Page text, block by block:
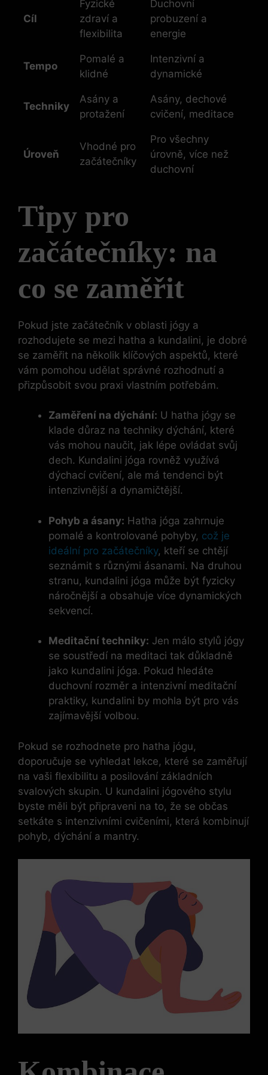
Cíl
Fyzické
zdraví a
flexibilita
Duchovní
probuzení a
energie
Tempo
Pomalé a
klidné
Intenzivní a
dynamické
Techniky
Asány a
protažení
Asány, dechové
cvičení, meditace
Úroveň
Vhodné pro
začátečníky
Pro všechny
úrovně, více než
duchovní
Tipy pro
začátečníky: na
co se zaměřit
Pokud jste začátečník v oblasti jógy a
rozhodujete se mezi hatha a kundalini, je dobré
se zaměřit na několik klíčových aspektů, které
vám pomohou udělat správné rozhodnutí a
přizpůsobit svou praxi vlastním potřebám.
Zaměření na dýchání: U hatha jógy se
klade důraz na techniky dýchání, které
vás mohou naučit, jak lépe ovládat svůj
dech. Kundalini jóga rovněž využívá
dýchací cvičení, ale má tendenci být
intenzivnější a dynamičtější.
Pohyb a ásany: Hatha jóga zahrnuje
pomalé a kontrolované pohyby, což je
ideální pro začátečníky, kteří se chtějí
seznámit s různými ásanami. Na druhou
stranu, kundalini jóga může být fyzicky
náročnější a obsahuje více dynamických
sekvencí.
Meditační techniky: Jen málo stylů jógy
se soustředí na meditaci tak důkladně
jako kundalini jóga. Pokud hledáte
duchovní rozměr a intenzivní meditační
praktiky, kundalini by mohla být pro vás
zajímavější volbou.
Pokud se rozhodnete pro hatha jógu,
doporučuje se vyhledat lekce, které se zaměřují
na vaši flexibilitu a posilování základních
svalových skupin. U kundalini jógového stylu
byste měli být připraveni na to, že se občas
setkáte s intenzivními cvičeními, která kombinují
pohyb, dýchání a mantry.